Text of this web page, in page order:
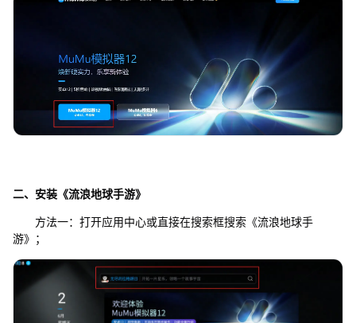
二、安装《流浪地球手游》
方法一：打开应用中心或直接在搜索框搜索《流浪地球手
游》；